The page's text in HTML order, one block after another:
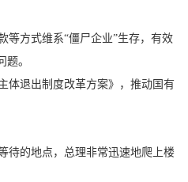
等方式维系“僵尸企业”生存，有效
题。
体退出制度改革方案》，推动国有
待的地点，总理非常迅速地爬上楼